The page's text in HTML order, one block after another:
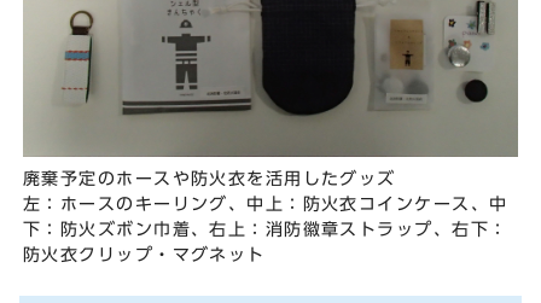
廃棄予定のホースや防火衣を活用したグッズ
左：ホースのキーリング、中上：防火衣コインケース、中
下：防火ズボン巾着、右上：消防徽章ストラップ、右下：
防火衣クリップ・マグネット